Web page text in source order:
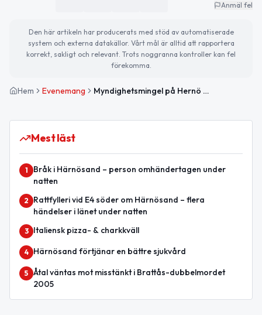
Anmäl fel
Den här artikeln har producerats med stöd av automatiserade
system och externa datakällor. Vårt mål är alltid att rapportera
korrekt, sakligt och relevant. Trots noggranna kontroller kan fel
förekomma.
Hem Evenemang Myndighetsmingel på Hernö Gin Hotell i Härnösand
Mest läst
1
Bråk i Härnösand – person omhändertagen under
natten
2
Rattfylleri vid E4 söder om Härnösand – flera
händelser i länet under natten
3 Italiensk pizza- & charkkväll
4 Härnösand förtjänar en bättre sjukvård
5 Åtal väntas mot misstänkt i Brattås-dubbelmordet
2005